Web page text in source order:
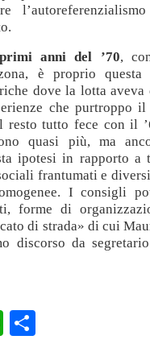
anni del ’70,
è proprio questa
dove la lotta aveva
che purtroppo
resto tutto fece con il
quasi più, ma
ipotesi in rapporto
frantumati e
I consigli
forme di
di strada» di cui
discorso da
WhatsApp